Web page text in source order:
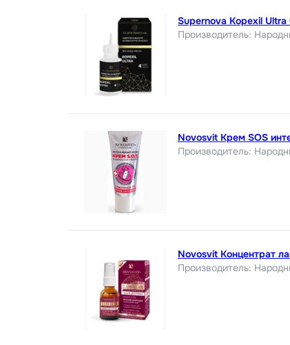
Supernova Kopexil
Производитель:
Novosvit Крем SOS
Производитель:
Novosvit Концентрат
Производитель: